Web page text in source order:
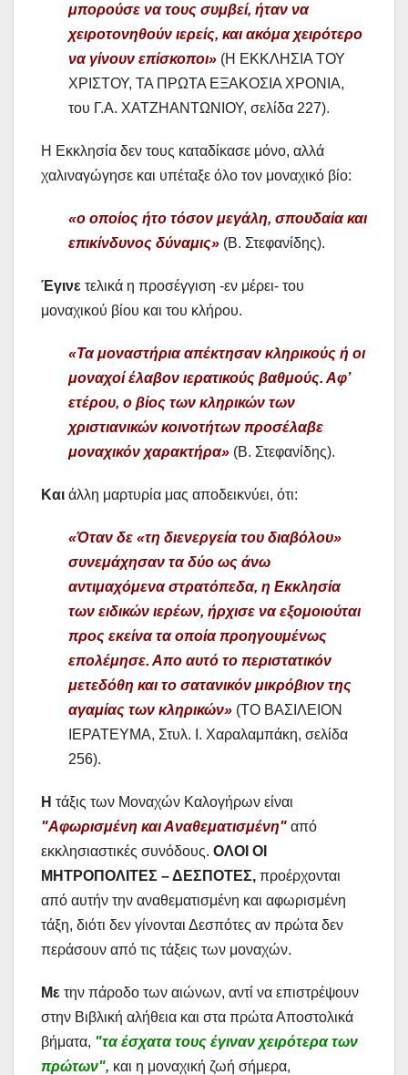
μπορούσε να τους συμβεί, ήταν να
χειροτονηθούν ιερείς, και ακόμα χειρότερο
να γίνουν επίσκοποι» (Η ΕΚΚΛΗΣΙΑ ΤΟΥ
ΧΡΙΣΤΟΥ, ΤΑ ΠΡΩΤΑ ΕΞΑΚΟΣΙΑ ΧΡΟΝΙΑ,
του Γ.Α. ΧΑΤΖΗΑΝΤΩΝΙΟΥ, σελίδα 227).
Η Εκκλησία δεν τους καταδίκασε μόνο, αλλά
χαλιναγώγησε και υπέταξε όλο τον μοναχικό βίο:
«ο οποίος ήτο τόσον μεγάλη, σπουδαία και
επικίνδυνος δύναμις» (Β. Στεφανίδης).
Έγινε τελικά η προσέγγιση -εν μέρει- του
μοναχικού βίου και του κλήρου.
«Τα μοναστήρια απέκτησαν κληρικούς ή οι
μοναχοί έλαβον ιερατικούς βαθμούς. Αφ’
ετέρου, ο βίος των κληρικών των
χριστιανικών κοινοτήτων προσέλαβε
μοναχικόν χαρακτήρα» (Β. Στεφανίδης).
Και άλλη μαρτυρία μας αποδεικνύει, ότι:
«Όταν δε «τη διενεργεία του διαβόλου»
συνεμάχησαν τα δύο ως άνω
αντιμαχόμενα στρατόπεδα, η Εκκλησία
των ειδικών ιερέων, ήρχισε να εξομοιούται
προς εκείνα τα οποία προηγουμένως
επολέμησε. Απο αυτό το περιστατικόν
μετεδόθη και το σατανικόν μικρόβιον της
αγαμίας των κληρικών» (ΤΟ ΒΑΣΙΛΕΙΟΝ
ΙΕΡΑΤΕΥΜΑ, Στυλ. Ι. Χαραλαμπάκη, σελίδα
256).
Η τάξις των Μοναχών Καλογήρων είναι
"Αφωρισμένη και Αναθεματισμένη" από
εκκλησιαστικές συνόδους. ΟΛΟΙ ΟΙ
ΜΗΤΡΟΠΟΛΙΤΕΣ – ΔΕΣΠΟΤΕΣ, προέρχονται
από αυτήν την αναθεματισμένη και αφωρισμένη
τάξη, διότι δεν γίνονται Δεσπότες αν πρώτα δεν
περάσουν από τις τάξεις των μοναχών.
Με την πάροδο των αιώνων, αντί να επιστρέψουν
στην Βιβλική αλήθεια και στα πρώτα Αποστολικά
βήματα, "τα έσχατα τους έγιναν χειρότερα των
πρώτων", και η μοναχική ζωή σήμερα,